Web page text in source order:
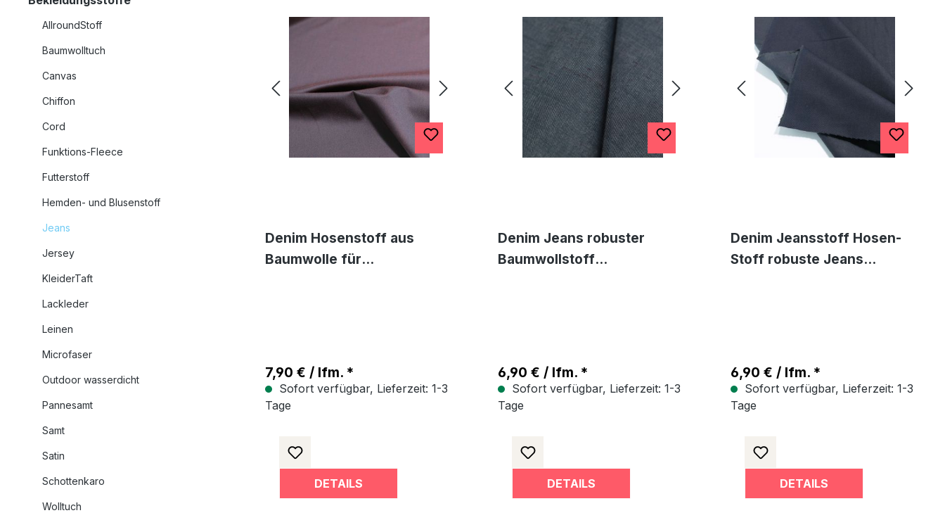
AllroundStoff
Baumwolltuch
Canvas
Chiffon
Cord
Funktions-Fleece
Futterstoff
Hemden- und Blusenstoff
Jeans
Jersey
KleiderTaft
Lackleder
Leinen
Microfaser
Outdoor wasserdicht
Pannesamt
Samt
Satin
Schottenkaro
Wolltuch
Denim Hosenstoff aus
Baumwolle für
7,90 € / lfm. *
Sofort verfügbar, Lieferzeit: 1-3
Tage
DETAILS
Denim Jeans robuster
Baumwollstoff
6,90 € / lfm. *
Sofort verfügbar, Lieferzeit: 1-3
Tage
DETAILS
Denim Jeansstoff Hosen-
Stoff robuste Jeans
6,90 € / lfm. *
Sofort verfügbar, Lieferzeit: 1-3
Tage
DETAILS